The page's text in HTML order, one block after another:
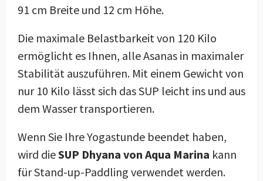
91 cm Breite und 12 cm Höhe.
Die maximale Belastbarkeit von 120 Kilo
ermöglicht es Ihnen, alle Asanas in maximaler
Stabilität auszuführen. Mit einem Gewicht von
nur 10 Kilo lässt sich das SUP leicht ins und aus
dem Wasser transportieren.
Wenn Sie Ihre Yogastunde beendet haben,
wird dieSUP Dhyana von Aqua Marina kann
für Stand-up-Paddling verwendet werden.